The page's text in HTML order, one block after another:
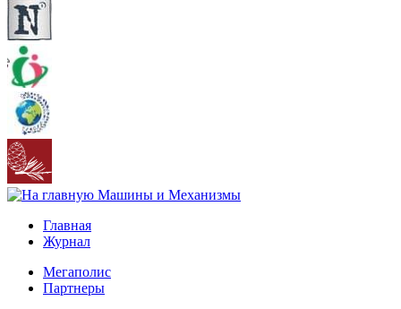
Главная
Журнал
Мегаполис
Партнеры